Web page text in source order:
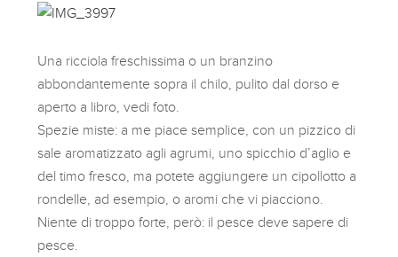
Una ricciola freschissima o un branzino
abbondantemente sopra il chilo, pulito dal dorso e
aperto a libro, vedi foto.
Spezie miste: a me piace semplice, con un pizzico di
sale aromatizzato agli agrumi, uno spicchio d’aglio e
del timo fresco, ma potete aggiungere un cipollotto a
rondelle, ad esempio, o aromi che vi piacciono.
Niente di troppo forte, però: il pesce deve sapere di
pesce.